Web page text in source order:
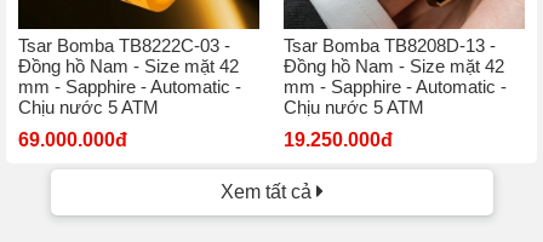
Tsar Bomba TB8222C-03 -
Đồng hồ Nam - Size mặt 42
mm - Sapphire - Automatic -
Chịu nước 5 ATM
69.000.000đ
Tsar Bomba TB8208D-13 -
Đồng hồ Nam - Size mặt 42
mm - Sapphire - Automatic -
Chịu nước 5 ATM
19.250.000đ
Xem tất cả